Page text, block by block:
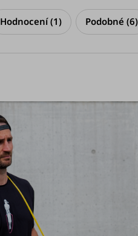
Podobné (6)
Hodnocení (1)